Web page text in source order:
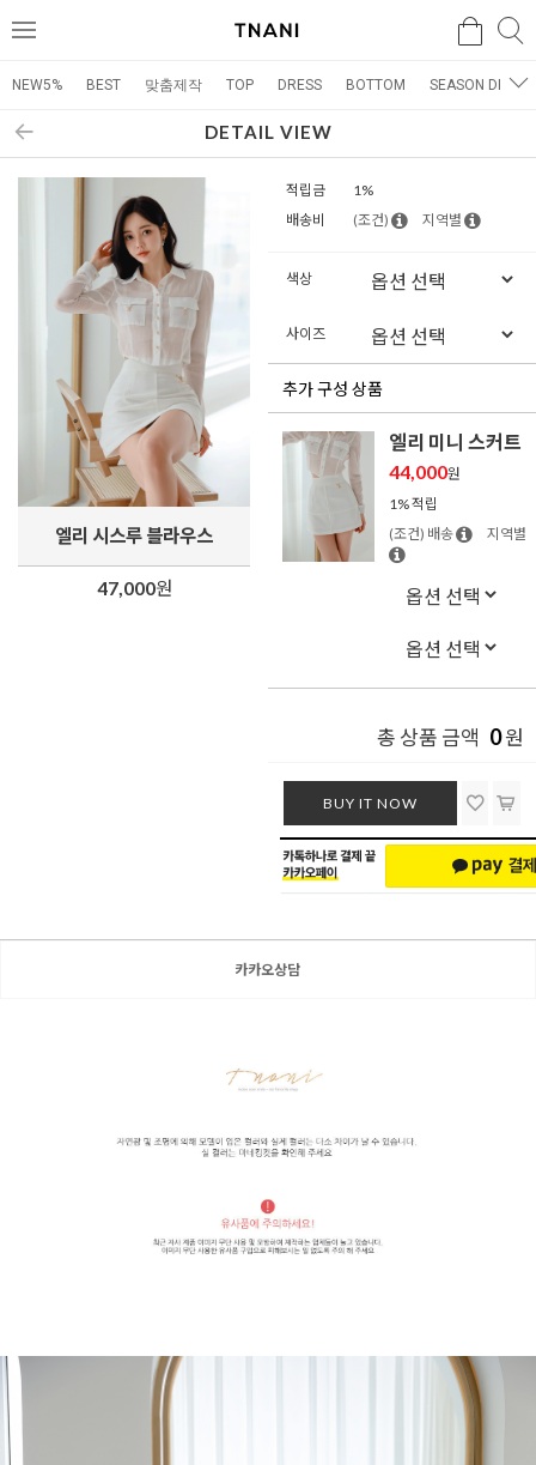
메
검색
NEW5% BEST 맞춤제작 TOP DRESS BOTTOM SEASON DRESS
DETAIL VIEW
엘리 시스루 블라우스
47,000원
적립금
1%
배송비
(조건) 지역별
색상
사이즈
추가 구성 상품
엘리 미니 스커트
44,000원
1% 적립
(조건) 배송
지역별
총 상품 금액 0원
BUY IT NOW
카카오상담